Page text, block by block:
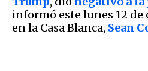
informó este lunes 12 de
en la Casa Blanca, Sean